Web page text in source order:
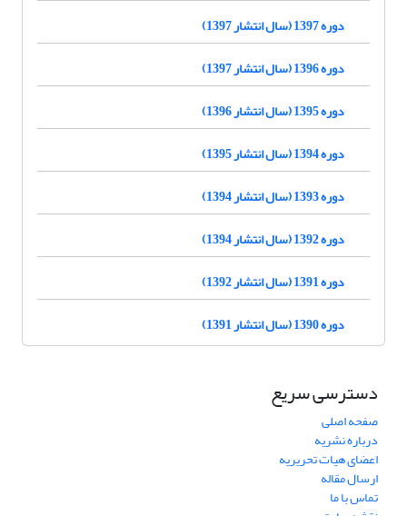
دوره 1397 (سال انتشار 1397)
دوره 1396 (سال انتشار 1397)
دوره 1395 (سال انتشار 1396)
دوره 1394 (سال انتشار 1395)
دوره 1393 (سال انتشار 1394)
دوره 1392 (سال انتشار 1394)
دوره 1391 (سال انتشار 1392)
دوره 1390 (سال انتشار 1391)
دسترسی سریع
صفحه اصلی
درباره نشریه
اعضای هیات تحریریه
ارسال مقاله
تماس با ما